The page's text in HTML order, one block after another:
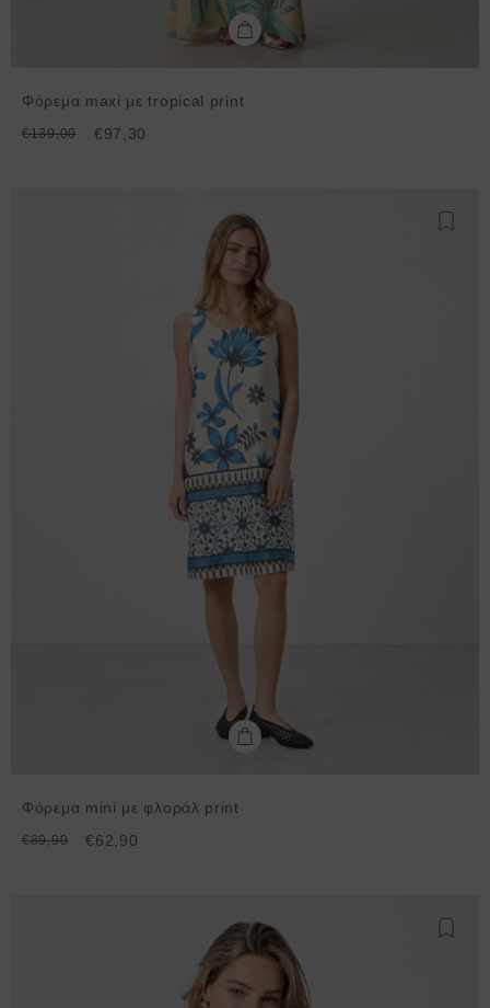
Φόρεμα maxi με tropical print
€139,00 €97,30
Φόρεμα mini με φλοράλ print
€89,90 €62,90